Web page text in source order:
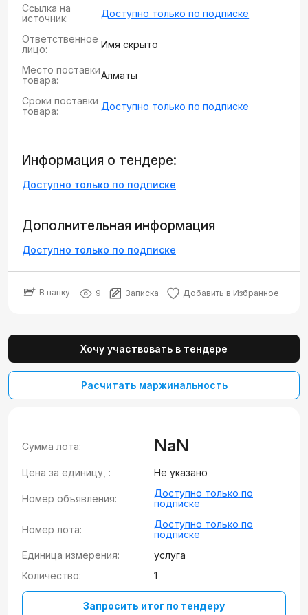
Ссылка на
источник:
Доступно только по подписке
Ответственное
лицо:
Имя скрыто
Место поставки
товара:
Алматы
Сроки поставки
товара:
Доступно только по подписке
Информация о тендере:
Доступно только по подписке
Дополнительная информация
Доступно только по подписке
В папку 9 Записка Добавить в Избранное
Хочу участвовать в тендере
Расчитать маржинальность
Сумма лота: NaN
Цена за единицу, : Не указано
Номер объявления:
Доступно только по
подписке
Номер лота:
Доступно только по
подписке
Единица измерения:
услуга
Количество:
1
Запросить итог по тендеру